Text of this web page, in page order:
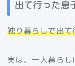
出て行った息
独り暮らしで出
実は、一人暮らし